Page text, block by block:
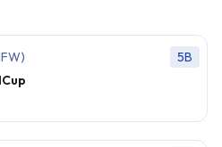
5B